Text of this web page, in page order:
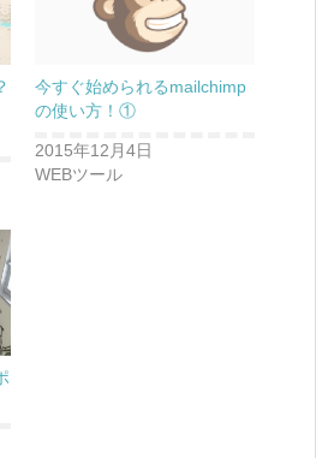
今すぐ始められるmailchimp
の使い方！①
2015年12月4日
WEBツール